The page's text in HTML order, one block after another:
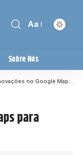
Aa
Sobre Nós
no Google Maps para Motoristas
para